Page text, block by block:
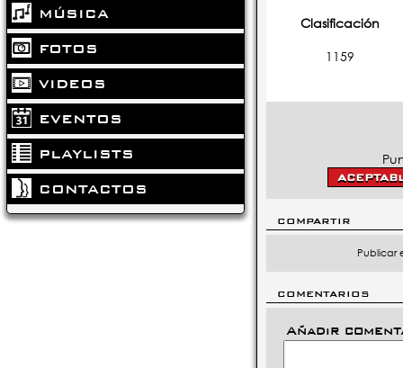
MÚSICA
FOTOS
VIDEOS
EVENTOS
PLAYLISTS
CONTACTOS
Clasificación
1159
COMPARTIR
Publicar
COMENTARIOS
Añadir